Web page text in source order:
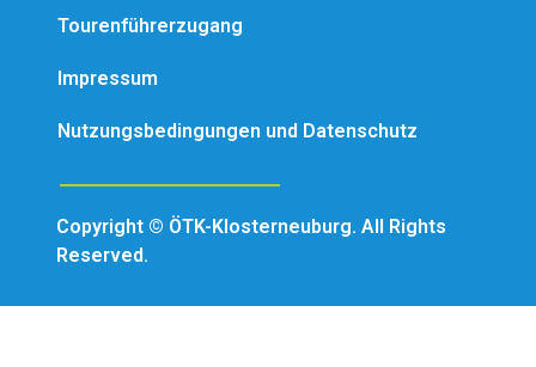
Tourenführerzugang
Impressum
Nutzungsbedingungen und Datenschutz
Copyright © ÖTK-Klosterneuburg. All Rights
Reserved.